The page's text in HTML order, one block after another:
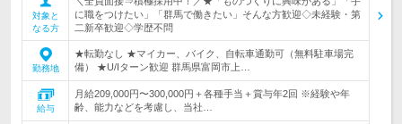
対象と
なる方
に職をつけたい」「群馬で働きたい」そんな方歓迎◇未経験・第
二新卒歓迎◇学歴不問
勤務地
★転勤なし ★マイカー、バイク、自転車通勤可（無料駐車場完
備） ★U/Iターン歓迎 群馬県富岡市上…
給与
月給209,000円〜300,000円＋各種手当＋賞与年2回 ※経験や年
齢、能力などを考慮し、当社…